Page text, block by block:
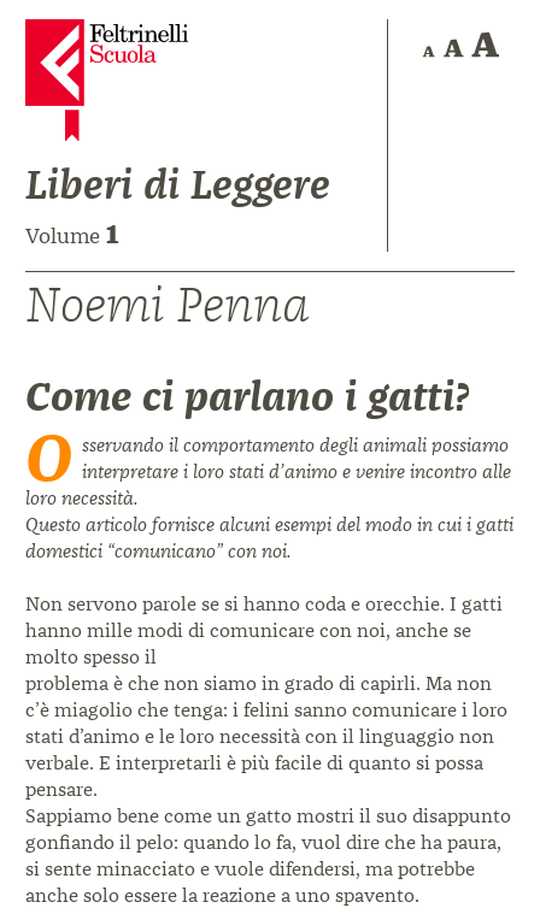
Liberi di Leggere
Volume 1
Noemi Penna
Come ci parlano i gatti?
O sservando il comportamento degli animali possiamo
interpretare i loro stati d’animo e venire incontro alle
loro necessità.
Questo articolo fornisce alcuni esempi del modo in cui i gatti
domestici “comunicano” con noi.
Non servono parole se si hanno coda e orecchie. I gatti
hanno mille modi di comunicare con noi, anche se
molto spesso il
problema è che non siamo in grado di capirli. Ma non
c’è miagolio che tenga: i felini sanno comunicare i loro
stati d’animo e le loro necessità con il linguaggio non
verbale. E interpretarli è più facile di quanto si possa
pensare.
Sappiamo bene come un gatto mostri il suo disappunto
gonfiando il pelo: quando lo fa, vuol dire che ha paura,
si sente minacciato e vuole difendersi, ma potrebbe
anche solo essere la reazione a uno spavento.